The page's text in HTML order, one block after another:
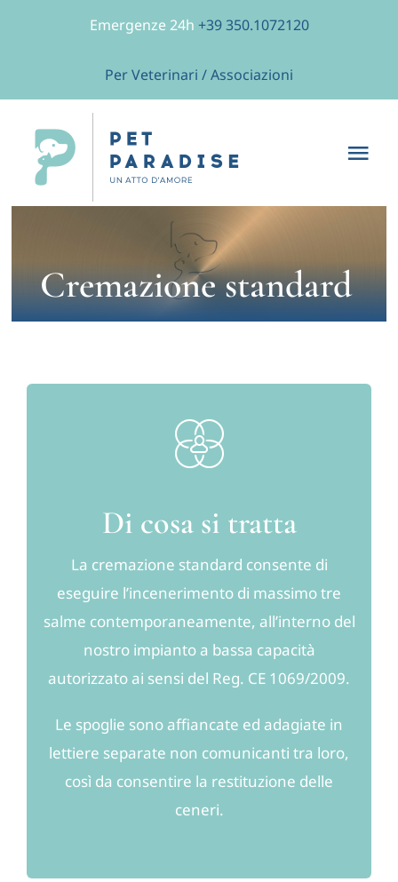
Emergenze 24h +39 350.1072120
Per Veterinari / Associazioni
Home
Chi siamo
Servizi
Shop
Carrello
Cremazione standard
Di cosa si tratta
La cremazione standard consente di
eseguire l’incenerimento di massimo tre
salme contemporaneamente, all’interno del
nostro impianto a bassa capacità
autorizzato ai sensi del Reg. CE 1069/2009.
Le spoglie sono affiancate ed adagiate in
lettiere separate non comunicanti tra loro,
così da consentire la restituzione delle
ceneri.